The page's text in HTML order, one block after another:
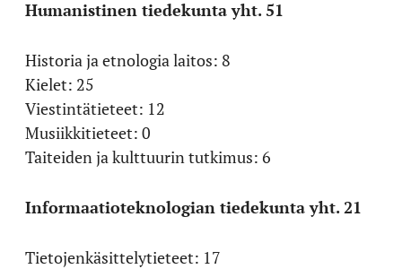
Humanistinen tiedekunta yht. 51
Historia ja etnologia laitos: 8
Kielet: 25
Viestintätieteet: 12
Musiikkitieteet: 0
Taiteiden ja kulttuurin tutkimus: 6
Informaatioteknologian tiedekunta yht. 21
Tietojenkäsittelytieteet: 17